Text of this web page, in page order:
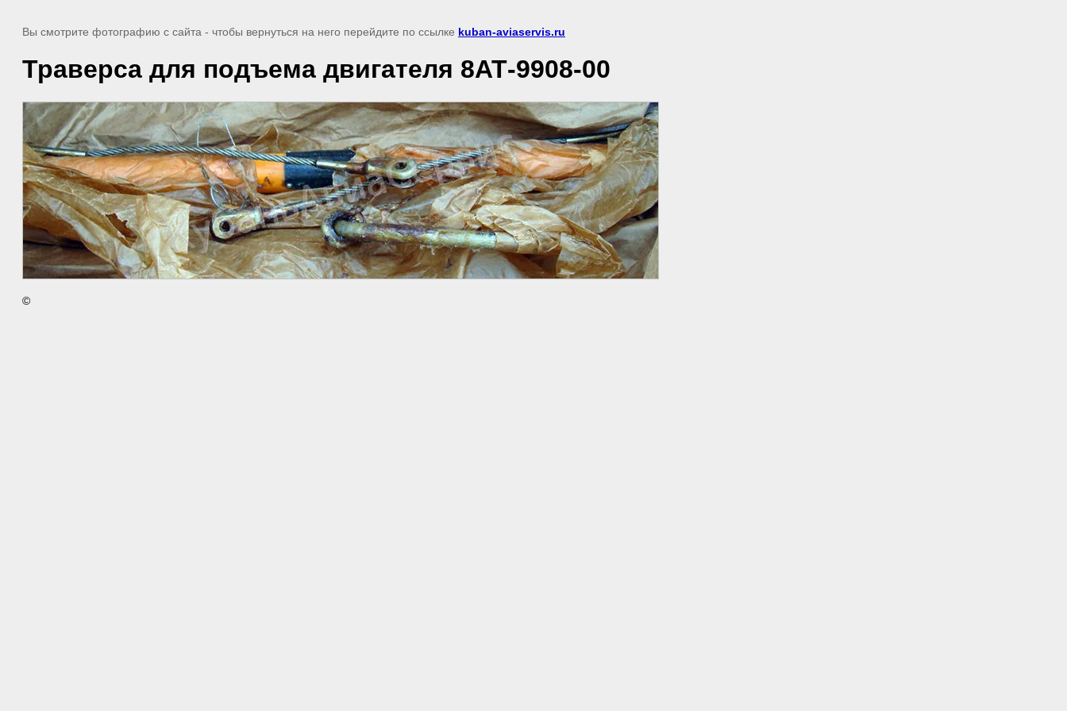
Вы смотрите фотографию с сайта - чтобы вернуться на него перейдите по ссылке kuban-aviaservis.ru
Траверса для подъема двигателя 8АТ-9908-00
©